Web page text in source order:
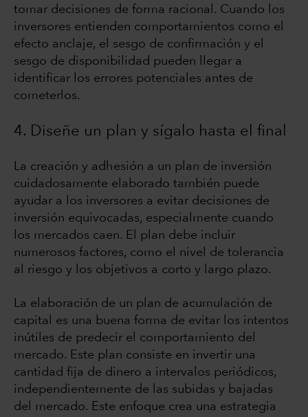
tomar decisiones de forma racional. Cuando los
inversores entienden comportamientos como el
efecto anclaje, el sesgo de confirmación y el
sesgo de disponibilidad pueden llegar a
identificar los errores potenciales antes de
cometerlos.
4. Diseñe un plan y sígalo hasta el final
La creación y adhesión a un plan de inversión
cuidadosamente elaborado también puede
ayudar a los inversores a evitar decisiones de
inversión equivocadas, especialmente cuando
los mercados caen. El plan debe incluir
numerosos factores, como el nivel de tolerancia
al riesgo y los objetivos a corto y largo plazo.
La elaboración de un plan de acumulación de
capital es una buena forma de evitar los intentos
inútiles de predecir el comportamiento del
mercado. Este plan consiste en invertir una
cantidad fija de dinero a intervalos periódicos,
independientemente de las subidas y bajadas
del mercado. Este enfoque crea una estrategia